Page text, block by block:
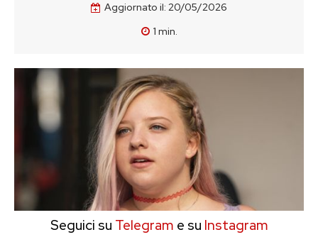
Aggiornato il: 20/05/2026
1 min.
Seguici su Telegram e su Instagram